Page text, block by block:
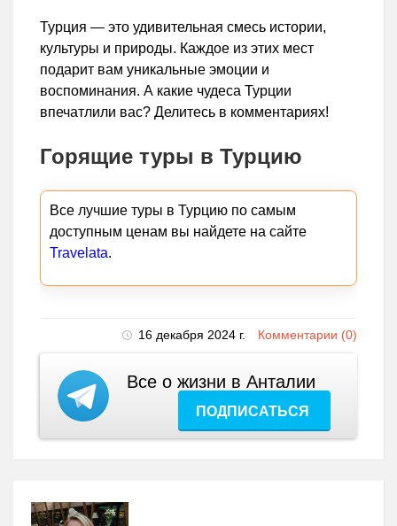
Турция — это удивительная смесь истории,
культуры и природы. Каждое из этих мест
подарит вам уникальные эмоции и
воспоминания. А какие чудеса Турции
впечатлили вас? Делитесь в комментариях!
Горящие туры в Турцию
Все лучшие туры в Турцию по самым
доступным ценам вы найдете на сайте
Travelata.
16 декабря 2024 г. Комментарии (0)
Все о жизни в Анталии
ПОДПИСАТЬСЯ